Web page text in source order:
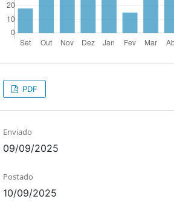
PDF
Enviado
09/09/2025
Postado
10/09/2025